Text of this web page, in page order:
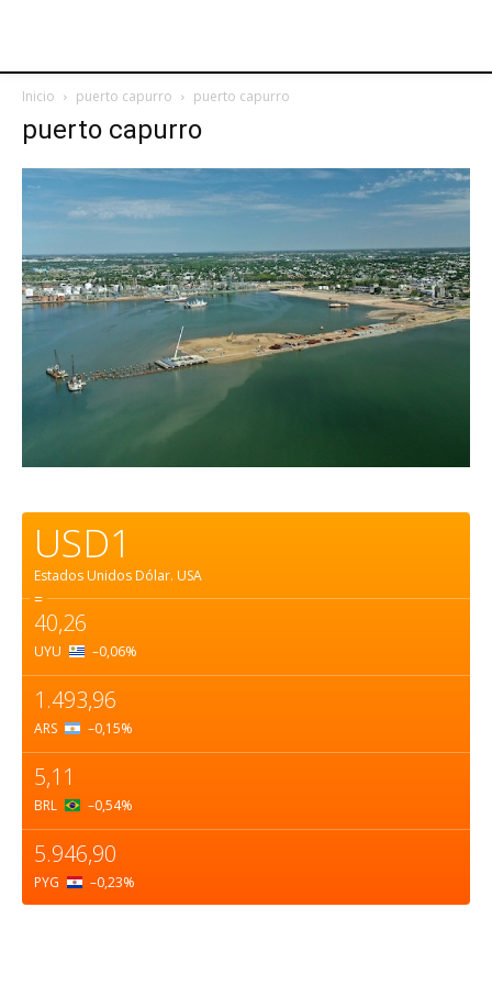
Inicio puerto capurro puerto capurro
puerto capurro
USD1
Estados Unidos Dólar. USA
=
40,26
UYU –0,06%
1.493,96
ARS –0,15%
5,11
BRL –0,54%
5.946,90
PYG –0,23%